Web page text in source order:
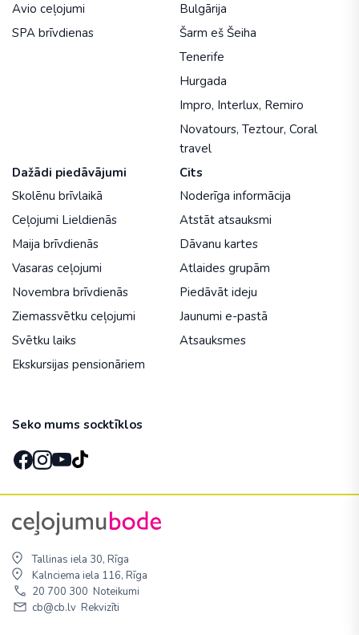
Avio ceļojumi
SPA brīvdienas
Bulgārija
Šarm eš Šeiha
Tenerife
Hurgada
Impro, Interlux, Remiro
Novatours, Teztour, Coral
travel
Dažādi piedāvājumi
Skolēnu brīvlaikā
Ceļojumi Lieldienās
Maija brīvdienās
Vasaras ceļojumi
Novembra brīvdienās
Ziemassvētku ceļojumi
Svētku laiks
Ekskursijas pensionāriem
Cits
Noderīga informācija
Atstāt atsauksmi
Dāvanu kartes
Atlaides grupām
Piedāvāt ideju
Jaunumi e-pastā
Atsauksmes
Seko mums socktīklos
Tallinas iela 30, Rīga
Kalnciema iela 116, Rīga
20 700 300 Noteikumi
cb@cb.lv Rekvizīti